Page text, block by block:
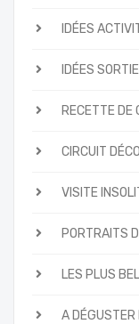
IDÉES
IDÉES
RECETTE DE
CIRCUIT
VISITE
PORTRAITS
LES PLUS
A DÉGUSTER